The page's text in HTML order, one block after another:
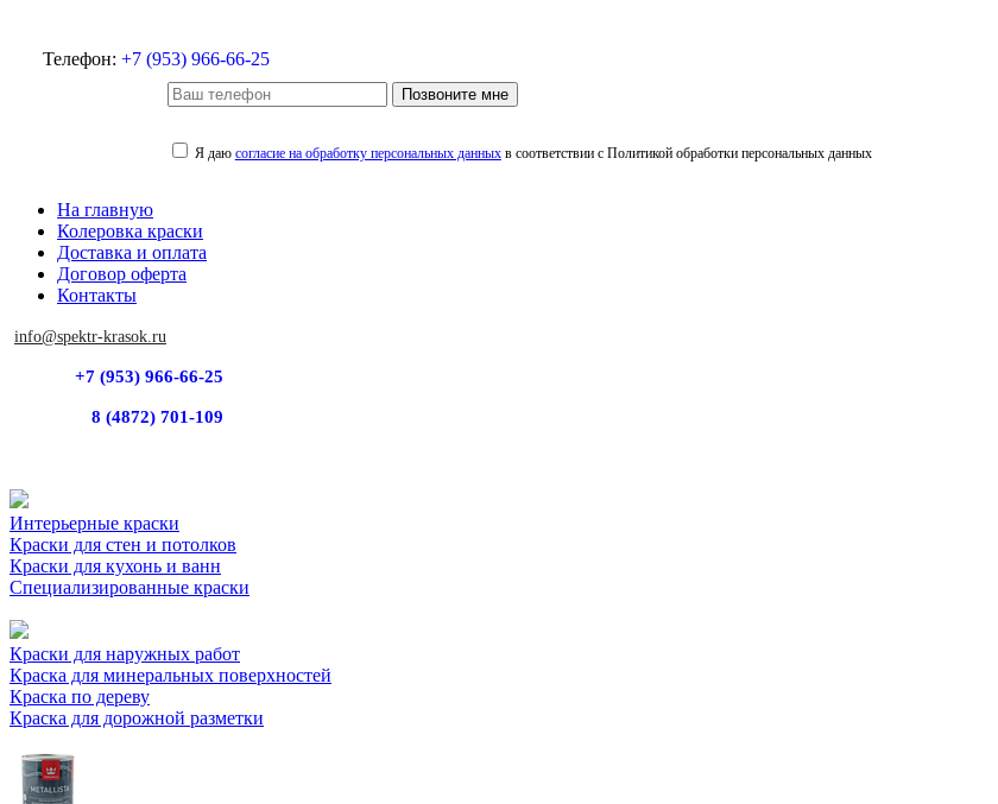
Телефон: +7 (953) 966-66-25
Позвоните мне
Я даю согласие на обработку персональных данныхв соответствии с Политикой обработки персональных данных
На главную
Колеровка краски
Доставка и оплата
Договор оферта
Контакты
info@spektr-krasok.ru
+7 (953) 966-66-25
8 (4872) 701-109
Интерьерные краски
Краски для стен и потолков
Краски для кухонь и ванн
Специализированные краски
Краски для наружных работ
Краска для минеральных поверхностей
Краска по дереву
Краска для дорожной разметки